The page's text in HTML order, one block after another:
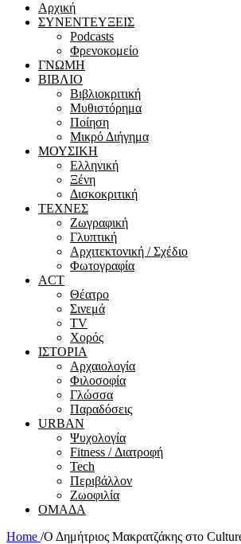
Αρχική
ΣΥΝΕΝΤΕΥΞΕΙΣ
Podcasts
Φρενοκομείο
ΓΝΩΜΗ
ΒΙΒΛΙΟ
Βιβλιοκριτική
Μυθιστόρημα
Ποίηση
Μικρό Διήγημα
ΜΟΥΣΙΚΗ
Ελληνική
Ξένη
Δισκοκριτική
ΤΕΧΝΕΣ
Ζωγραφική
Γλυπτική
Αρχιτεκτονική / Σχέδιο
Φωτογραφία
ACT
Θέατρο
Σινεμά
ΤV
Χορός
ΙΣΤΟΡΙΑ
Αρχαιολογία
Φιλοσοφία
Γλώσσα
Παραδόσεις
URBAN
Ψυχολογία
Fitness / Διατροφή
Tech
Περιβάλλον
Ζωοφιλία
ΟΜΑΔΑ
Home /Ο Δημήτριος Μακρατζάκης στο